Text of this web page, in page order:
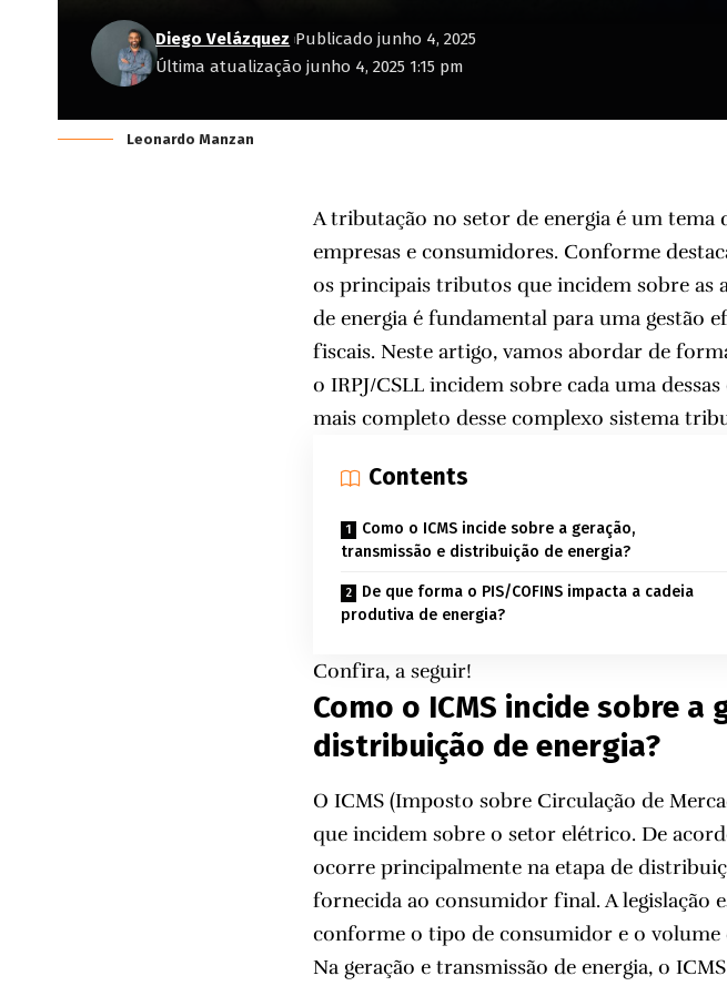
Última atualização junho 4, 2025 1:15 pm
Diego Velázquez Publicado junho 4, 2025
Leonardo Manzan
A tributação no setor de energia é um
empresas e consumidores. Conforme
os principais tributos que incidem sobre as
de energia é fundamental para uma gestão
fiscais. Neste artigo, vamos abordar de
o IRPJ/CSLL incidem sobre cada uma
mais completo desse complexo sistema
Contents
Como o ICMS incide sobre a geração,
transmissão e distribuição de energia?
De que forma o PIS/COFINS impacta a cadeia
produtiva de energia?
Confira, a seguir!
Como o ICMS incide sobre
distribuição de energia?
O ICMS (Imposto sobre Circulação de
que incidem sobre o setor elétrico. De
ocorre principalmente na etapa de
fornecida ao consumidor final. A legislação
conforme o tipo de consumidor e o volume
Na geração e transmissão de energia, o